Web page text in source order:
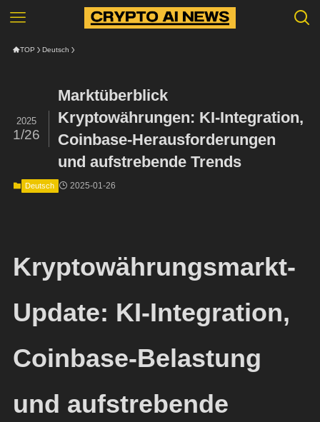
TOP Deutsch
Marktüberblick
Kryptowährungen: KI-Integration,
Coinbase-Herausforderungen
und aufstrebende Trends
2025
1/26
Deutsch 2025-01-26
Kryptowährungsmarkt-
Update: KI-Integration,
Coinbase-Belastung
und aufstrebende